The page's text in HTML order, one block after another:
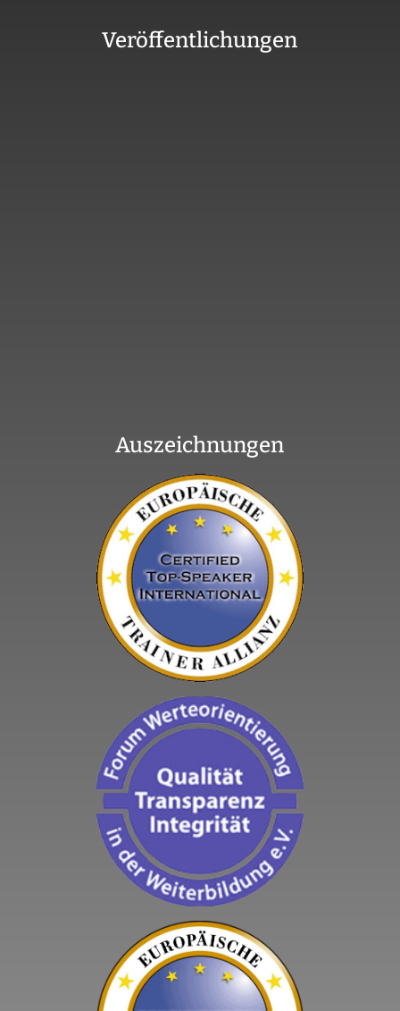
Veröffentlichungen
Auszeichnungen